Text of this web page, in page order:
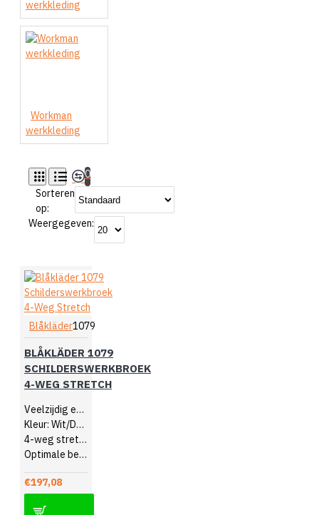
werkkleding
Workman
werkkleding
0
Sorteren
op:
Weergegeven:
Blåkläder1079
BLÅKLÄDER 1079
SCHILDERSWERKBROEK
4-WEG STRETCH
Veelzijdig en comfortabel
Kleur: Wit/Donkergrijs
4-weg stretch
Optimale bewegingsvrijheid
€197,08